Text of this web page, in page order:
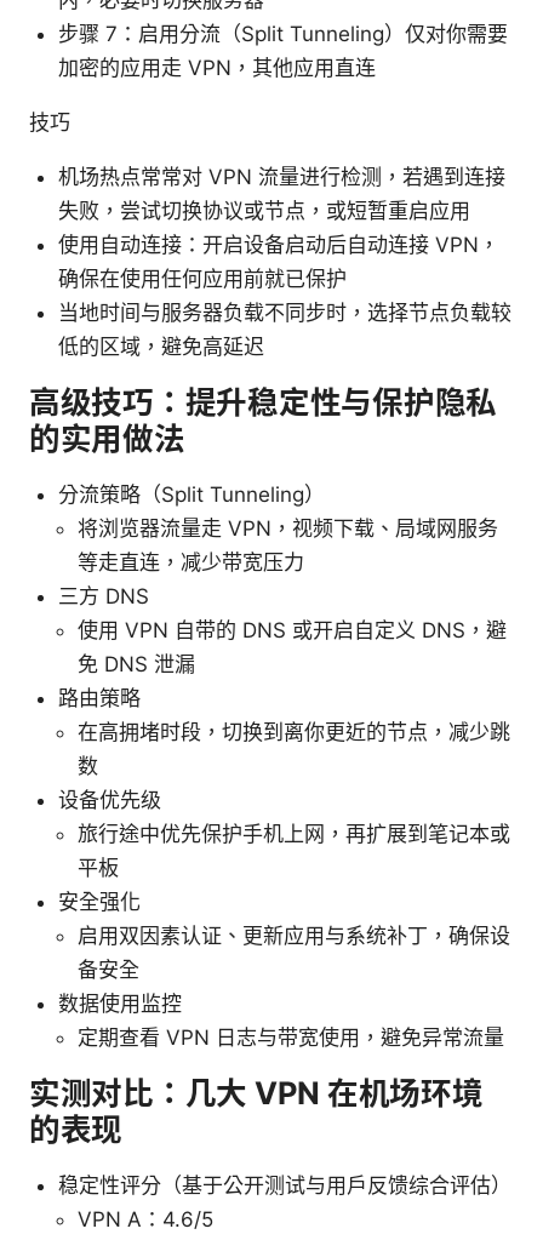
步骤 7：启用分流（Split Tunneling）仅对你需要
加密的应用走 VPN，其他应用直连
技巧
机场热点常常对 VPN 流量进行检测，若遇到连接
失败，尝试切换协议或节点，或短暂重启应用
使用自动连接：开启设备启动后自动连接 VPN，
确保在使用任何应用前就已保护
当地时间与服务器负载不同步时，选择节点负载较
低的区域，避免高延迟
高级技巧：提升稳定性与保护隐私
的实用做法
分流策略（Split Tunneling）
将浏览器流量走 VPN，视频下载、局域网服务
等走直连，减少带宽压力
三方 DNS
使用 VPN 自带的 DNS 或开启自定义 DNS，避
免 DNS 泄漏
路由策略
在高拥堵时段，切换到离你更近的节点，减少跳
数
设备优先级
旅行途中优先保护手机上网，再扩展到笔记本或
平板
安全强化
启用双因素认证、更新应用与系统补丁，确保设
备安全
数据使用监控
定期查看 VPN 日志与带宽使用，避免异常流量
实测对比：几大 VPN 在机场环境
的表现
稳定性评分（基于公开测试与用户反馈综合评估）
VPN A：4.6/5